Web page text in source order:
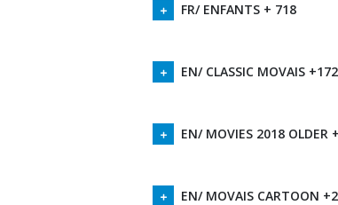
FR/ ENFANTS + 718
EN/ CLASSIC MOVAIS
EN/ MOVIES 2018 OLDER
EN/ MOVAIS CARTOON